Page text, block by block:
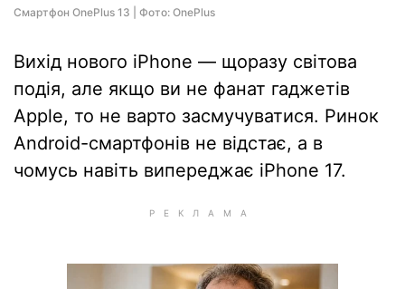
Смартфон OnePlus 13 | Фото: OnePlus
Вихід нового iPhone — щоразу світова
подія, але якщо ви не фанат гаджетів
Apple, то не варто засмучуватися. Ринок
Android-смартфонів не відстає, а в
чомусь навіть випереджає iPhone 17.